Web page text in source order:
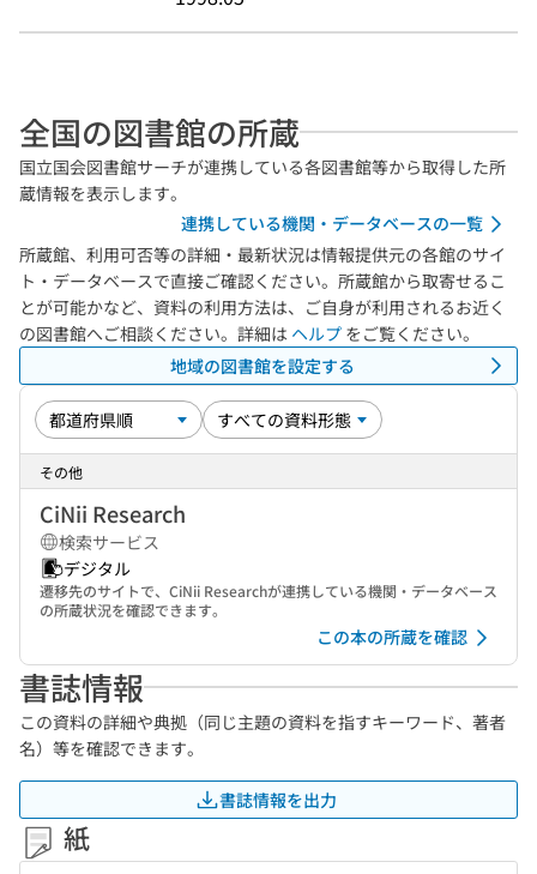
全国の図書館の所蔵
国立国会図書館サーチが連携している各図書館等から取得した所
蔵情報を表示します。
連携している機関・データベースの一覧
所蔵館、利用可否等の詳細・最新状況は情報提供元の各館のサイ
ト・データベースで直接ご確認ください。所蔵館から取寄せるこ
とが可能かなど、資料の利用方法は、ご自身が利用されるお近く
の図書館へご相談ください。詳細は ヘルプ をご覧ください。
地域の図書館を設定する
その他
CiNii Research
検索サービス
デジタル
遷移先のサイトで、CiNii Researchが連携している機関・データベース
の所蔵状況を確認できます。
この本の所蔵を確認
書誌情報
この資料の詳細や典拠（同じ主題の資料を指すキーワード、著者
名）等を確認できます。
書誌情報を出力
紙